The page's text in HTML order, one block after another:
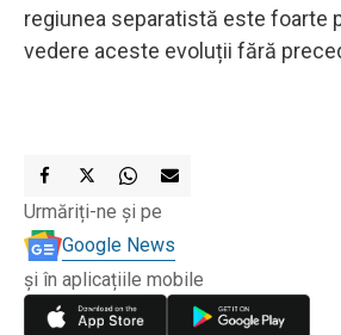
regiunea separatistă este foarte
vedere aceste evoluții fără
Urmăriți-ne și pe
Google News
și în aplicațiile mobile